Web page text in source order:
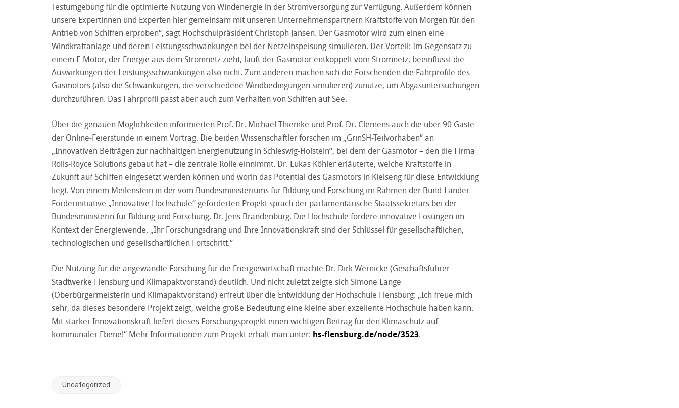
Testumgebung für die optimierte Nutzung von Windenergie in der Stromversorgung zur Verfügung. Außerdem können
unsere Expertinnen und Experten hier gemeinsam mit unseren Unternehmenspartnern Kraftstoffe von Morgen für den
Antrieb von Schiffen erproben“, sagt Hochschulpräsident Christoph Jansen. Der Gasmotor wird zum einen eine
Windkraftanlage und deren Leistungsschwankungen bei der Netzeinspeisung simulieren. Der Vorteil: Im Gegensatz zu
einem E-Motor, der Energie aus dem Stromnetz zieht, läuft der Gasmotor entkoppelt vom Stromnetz, beeinflusst die
Auswirkungen der Leistungsschwankungen also nicht. Zum anderen machen sich die Forschenden die Fahrprofile des
Gasmotors (also die Schwankungen, die verschiedene Windbedingungen simulieren) zunutze, um Abgasuntersuchungen
durchzuführen. Das Fahrprofil passt aber auch zum Verhalten von Schiffen auf See.
Über die genauen Möglichkeiten informierten Prof. Dr. Michael Thiemke und Prof. Dr. Clemens auch die über 90 Gäste
der Online-Feierstunde in einem Vortrag. Die beiden Wissenschaftler forschen im „GrinSH-Teilvorhaben“ an
„Innovativen Beiträgen zur nachhaltigen Energienutzung in Schleswig-Holstein“, bei dem der Gasmotor – den die Firma
Rolls-Royce Solutions gebaut hat – die zentrale Rolle einnimmt. Dr. Lukas Köhler erläuterte, welche Kraftstoffe in
Zukunft auf Schiffen eingesetzt werden können und worin das Potential des Gasmotors in Kielseng für diese Entwicklung
liegt. Von einem Meilenstein in der vom Bundesministeriums für Bildung und Forschung im Rahmen der Bund-Länder-
Förderinitiative „Innovative Hochschule“ geförderten Projekt sprach der parlamentarische Staatssekretärs bei der
Bundesministerin für Bildung und Forschung, Dr. Jens Brandenburg. Die Hochschule fördere innovative Lösungen im
Kontext der Energiewende. „Ihr Forschungsdrang und Ihre Innovationskraft sind der Schlüssel für gesellschaftlichen,
technologischen und gesellschaftlichen Fortschritt.“
Die Nutzung für die angewandte Forschung für die Energiewirtschaft machte Dr. Dirk Wernicke (Geschäftsführer
Stadtwerke Flensburg und Klimapaktvorstand) deutlich. Und nicht zuletzt zeigte sich Simone Lange
(Oberbürgermeisterin und Klimapaktvorstand) erfreut über die Entwicklung der Hochschule Flensburg: „Ich freue mich
sehr, da dieses besondere Projekt zeigt, welche große Bedeutung eine kleine aber exzellente Hochschule haben kann.
Mit starker Innovationskraft liefert dieses Forschungsprojekt einen wichtigen Beitrag für den Klimaschutz auf
kommunaler Ebene!“ Mehr Informationen zum Projekt erhält man unter: hs-flensburg.de/node/3523.
Uncategorized